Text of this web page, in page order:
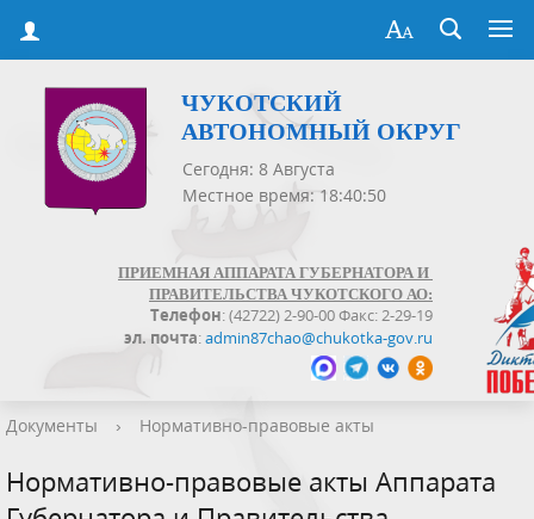
ЧУКОТСКИЙ
АВТОНОМНЫЙ ОКРУГ
Сегодня: 8 Августа
Местное время: 18:40:50
ПРИЕМНАЯ АППАРАТА ГУБЕРНАТОРА И
ПРАВИТЕЛЬСТВА ЧУКОТСКОГО АО:
Телефон: (42722) 2-90-00 Факс: 2-29-19
эл. почта:admin87chao@chukotka-gov.ru
Документы › Нормативно-правовые акты
Нормативно-правовые акты Аппарата